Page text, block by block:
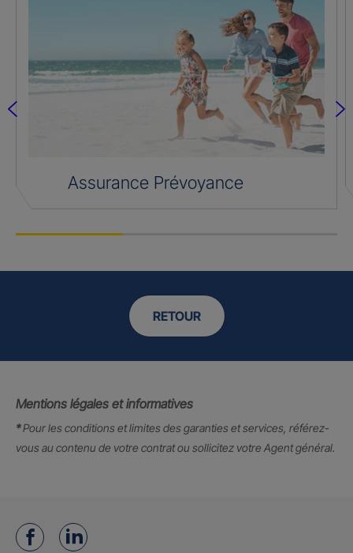
Assurance Prévoyance
RETOUR
Mentions légales et informatives
*Pour les conditions et limites des garanties et services, référez-
vous au contenu de votre contrat ou sollicitez votre Agent général.